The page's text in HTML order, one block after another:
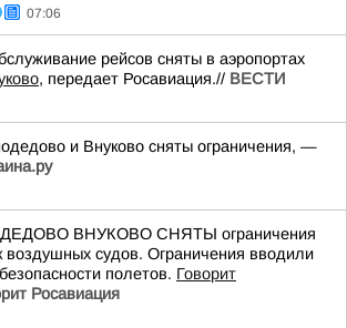
07:06
рейсов сняты в аэропортах
, передает Росавиация.// ВЕСТИ
и Внуково сняты ограничения, —
ВНУКОВО СНЯТЫ ограничения
воздушных судов. Ограничения вводили
полетов. Говорит
Росавиация